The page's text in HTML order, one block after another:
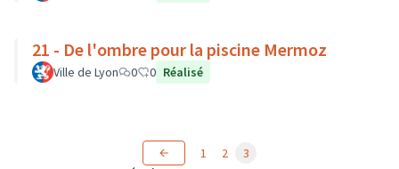
21 - De l'ombre pour la piscine Mermoz
Ville de Lyon 0 0 Réalisé
1 2 3